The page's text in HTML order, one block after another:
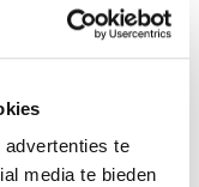
te
media te bieden